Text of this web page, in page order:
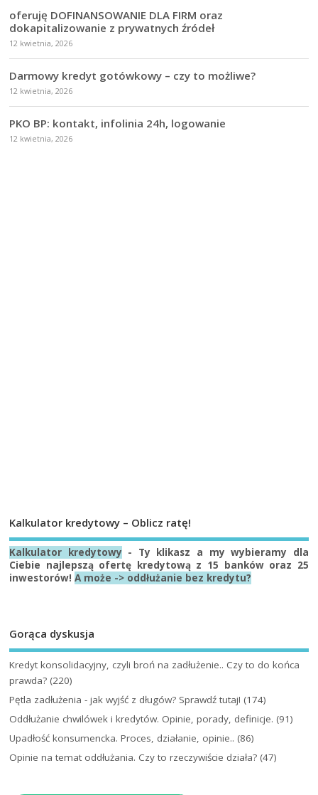
oferuję DOFINANSOWANIE DLA FIRM oraz
dokapitalizowanie z prywatnych źródeł
12 kwietnia, 2026
Darmowy kredyt gotówkowy – czy to możliwe?
12 kwietnia, 2026
PKO BP: kontakt, infolinia 24h, logowanie
12 kwietnia, 2026
Kalkulator kredytowy – Oblicz ratę!
Kalkulator kredytowy - Ty klikasz a my wybieramy dla
Ciebie najlepszą ofertę kredytową z 15 banków oraz 25
inwestorów!A może -> oddłużanie bez kredytu?
Gorąca dyskusja
Kredyt konsolidacyjny, czyli broń na zadłużenie.. Czy to do końca
prawda? (220)
Pętla zadłużenia - jak wyjść z długów? Sprawdź tutaj! (174)
Oddłużanie chwilówek i kredytów. Opinie, porady, definicje. (91)
Upadłość konsumencka. Proces, działanie, opinie.. (86)
Opinie na temat oddłużania. Czy to rzeczywiście działa? (47)